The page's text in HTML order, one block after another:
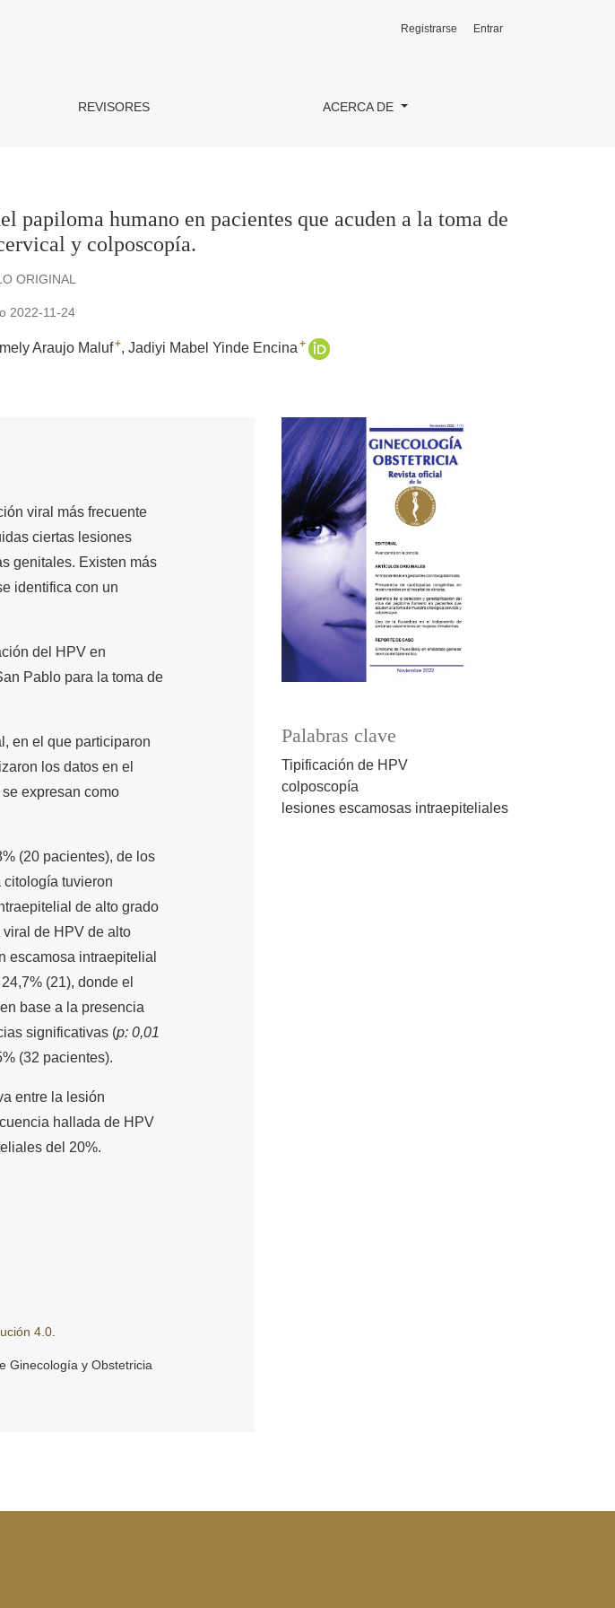
que acuden a la toma de muestra citológica cervical y colposcopía.
REVISORES ACERCA DE
Registrarse Entrar
humano en pacientes que acuden a la toma de
y colposcopía.
ORIGINAL
2022-11-24
Araujo Maluf+ Jadiyi Mabel Yinde Encina +
Palabras clave
Tipificación de HPV
colposcopía
lesiones escamosas intraepiteliales
viral más frecuente
ciertas lesiones
genitales. Existen más
identifica con un
del HPV en
Pablo para la toma de
en el que participaron
los datos en el
expresan como
(20 pacientes), de los
citología tuvieron
de alto grado
de HPV de alto
escamosa intraepitelial
(21), donde el
base a la presencia
significativas (p: 0,01
(32 pacientes).
entre la lesión
hallada de HPV
del 20%.
4.0
Ginecología y Obstetricia